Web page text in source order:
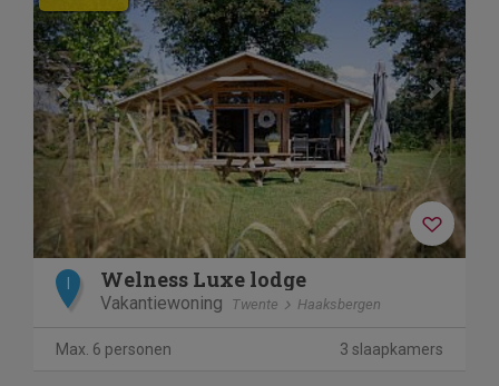
Welness Luxe lodge
Vakantiewoning Twente Haaksbergen
Max. 6 personen 3 slaapkamers